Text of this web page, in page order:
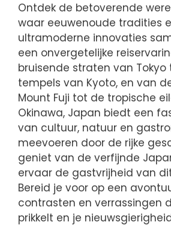
Ontdek de betoverende
waar eeuwenoude tradities
ultramoderne innovaties
een onvergetelijke
bruisende straten van Tokyo
tempels van Kyoto, en van
Mount Fuji tot de tropische
Okinawa, Japan biedt een
van cultuur, natuur en
meevoeren door de rijke
geniet van de verfijnde
ervaar de gastvrijheid van
Bereid je voor op een
contrasten en verrassingen
prikkelt en je